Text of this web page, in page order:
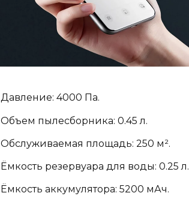
Давление: 4000 Па.
Объем пылесборника: 0.45 л.
Обслуживаемая площадь: 250 м².
Ёмкость резервуара для воды: 0.25 л.
Ёмкость аккумулятора: 5200 мАч.